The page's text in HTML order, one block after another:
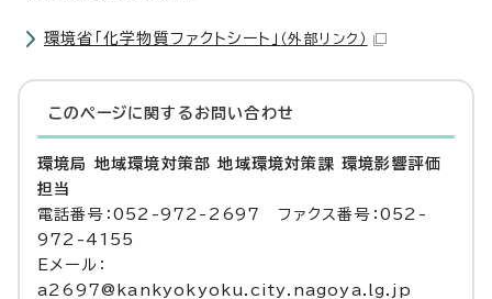
環境省「化学物質ファクトシート」 （外部リンク）
このページに関する お問い合わせ
環境局 地域環境対策部 地域環境対策課 環境影響評価
担当
電話番号：052-972-2697 ファクス番号：052-
972-4155
Eメール：
a2697@kankyokyoku.city.nagoya.lg.jp